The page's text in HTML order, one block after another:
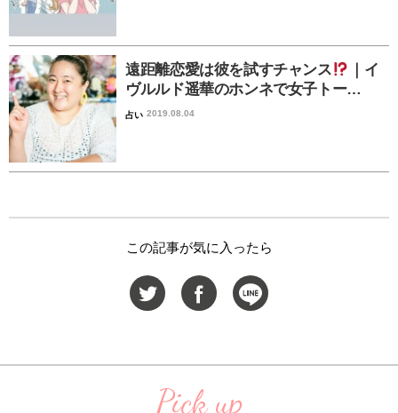
遠距離恋愛は彼を試すチャンス
｜イ
ヴルルド遥華のホンネで女子トー…
占い 2019.08.04
この記事が気に入ったら
Pick up